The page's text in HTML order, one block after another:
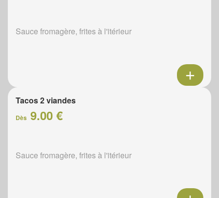
Sauce fromagère, frites à l'itérieur
Tacos 2 viandes
Dès 9.00 €
Sauce fromagère, frites à l'itérieur